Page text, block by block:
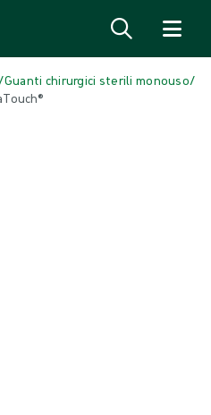
Guanti chirurgici sterili monouso/